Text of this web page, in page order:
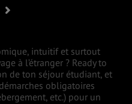
intuitif et surtout
à l’étranger ? Ready to
de ton séjour étudiant, et
obligatoires
etc.) pour un